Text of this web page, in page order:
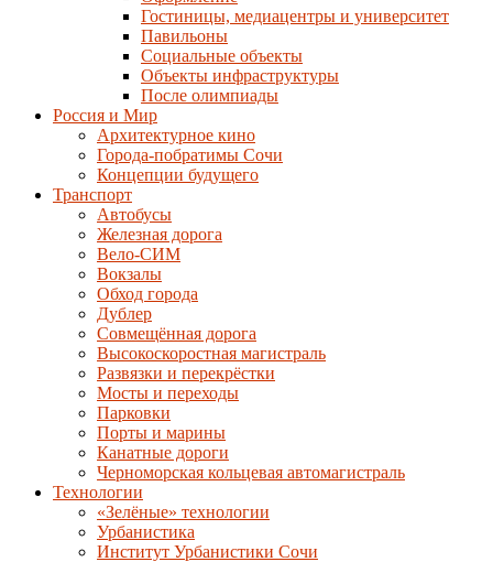
Гостиницы, медиацентры и университет
Павильоны
Социальные объекты
Объекты инфраструктуры
После олимпиады
Россия и Мир
Архитектурное кино
Города-побратимы Сочи
Концепции будущего
Транспорт
Автобусы
Железная дорога
Вело-СИМ
Вокзалы
Обход города
Дублер
Совмещённая дорога
Высокоскоростная магистраль
Развязки и перекрёстки
Мосты и переходы
Парковки
Порты и марины
Канатные дороги
Черноморская кольцевая автомагистраль
Технологии
«Зелёные» технологии
Урбанистика
Институт Урбанистики Сочи